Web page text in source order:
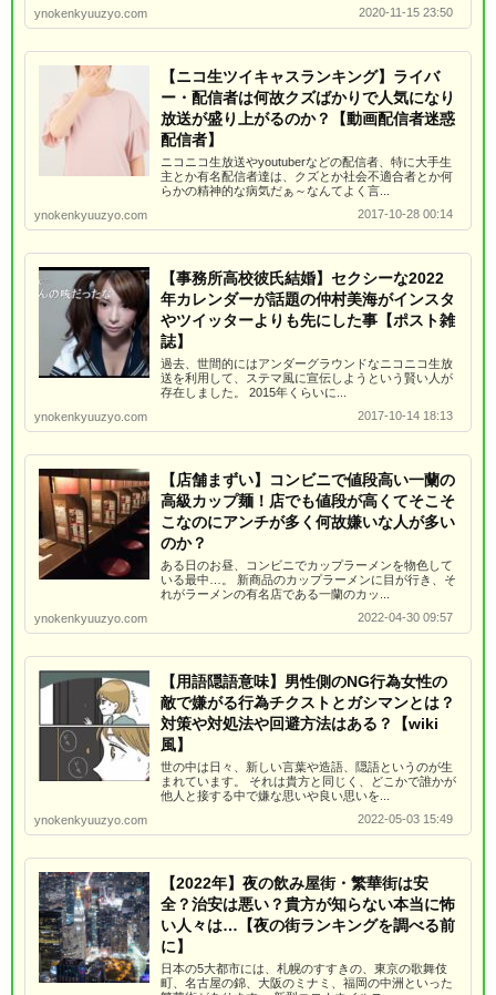
ynokenkyuuzyo.com
2020-11-15 23:50
【ニコ生ツイキャスランキング】ライバ
ー・配信者は何故クズばかりで人気になり
放送が盛り上がるのか？【動画配信者迷惑
配信者】
ニコニコ生放送やyoutuberなどの配信者、特に大手生
主とか有名配信者達は、クズとか社会不適合者とか何
らかの精神的な病気だぁ～なんてよく言...
ynokenkyuuzyo.com
2017-10-28 00:14
【事務所高校彼氏結婚】セクシーな2022
年カレンダーが話題の仲村美海がインスタ
やツイッターよりも先にした事【ポスト雑
誌】
過去、世間的にはアンダーグラウンドなニコニコ生放
送を利用して、ステマ風に宣伝しようという賢い人が
存在しました。 2015年くらいに...
ynokenkyuuzyo.com
2017-10-14 18:13
【店舗まずい】コンビニで値段高い一蘭の
高級カップ麺！店でも値段が高くてそこそ
こなのにアンチが多く何故嫌いな人が多い
のか？
ある日のお昼、コンビニでカップラーメンを物色して
いる最中…。 新商品のカップラーメンに目が行き、そ
れがラーメンの有名店である一蘭のカッ...
ynokenkyuuzyo.com
2022-04-30 09:57
【用語隠語意味】男性側のNG行為女性の
敵で嫌がる行為チクストとガシマンとは？
対策や対処法や回避方法はある？【wiki
風】
世の中は日々、新しい言葉や造語、隠語というのが生
まれています。 それは貴方と同じく、どこかで誰かが
他人と接する中で嫌な思いや良い思いを...
ynokenkyuuzyo.com
2022-05-03 15:49
【2022年】夜の飲み屋街・繁華街は安
全？治安は悪い？貴方が知らない本当に怖
い人々は…【夜の街ランキングを調べる前
に】
日本の5大都市には、札幌のすすきの、東京の歌舞伎
町、名古屋の錦、大阪のミナミ、福岡の中洲といった